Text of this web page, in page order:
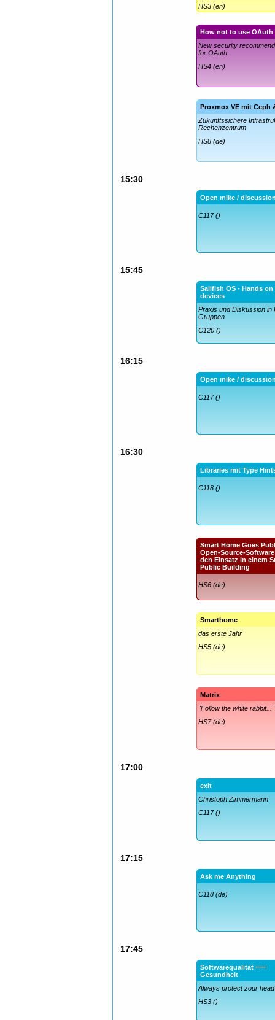
HS3 (en)
How not to use OAuth
New security
for OAuth
HS4 (en)
Proxmox VE mit Ceph
Zukunftssichere
Rechenzentrum
HS8 (de)
15:30
Open mike /
C117 ()
15:45
Sailfish OS - Hands on
devices
Praxis und Diskussion in
Gruppen
C120 ()
16:15
Open mike /
C117 ()
16:30
Libraries mit Type
C118 ()
Smart Home Goes
Open-Source-
den Einsatz in einem
Public Building
HS6 (de)
Smarthome
das erste Jahr
HS5 (de)
Matrix
"Follow the white rabbit..."
HS7 (de)
17:00
exit
Christoph Zimmermann
C117 ()
17:15
Ask me Anything
C118 (de)
17:45
Softwarequalität ===
Gesundheit
Always protect zour head
HS3 ()